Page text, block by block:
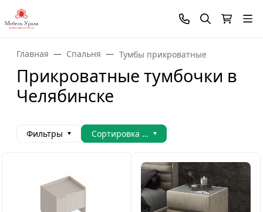
Главная Спальня Тумбы прикроватные
Прикроватные тумбочки в
Челябинске
Фильтры Сортировка товаров